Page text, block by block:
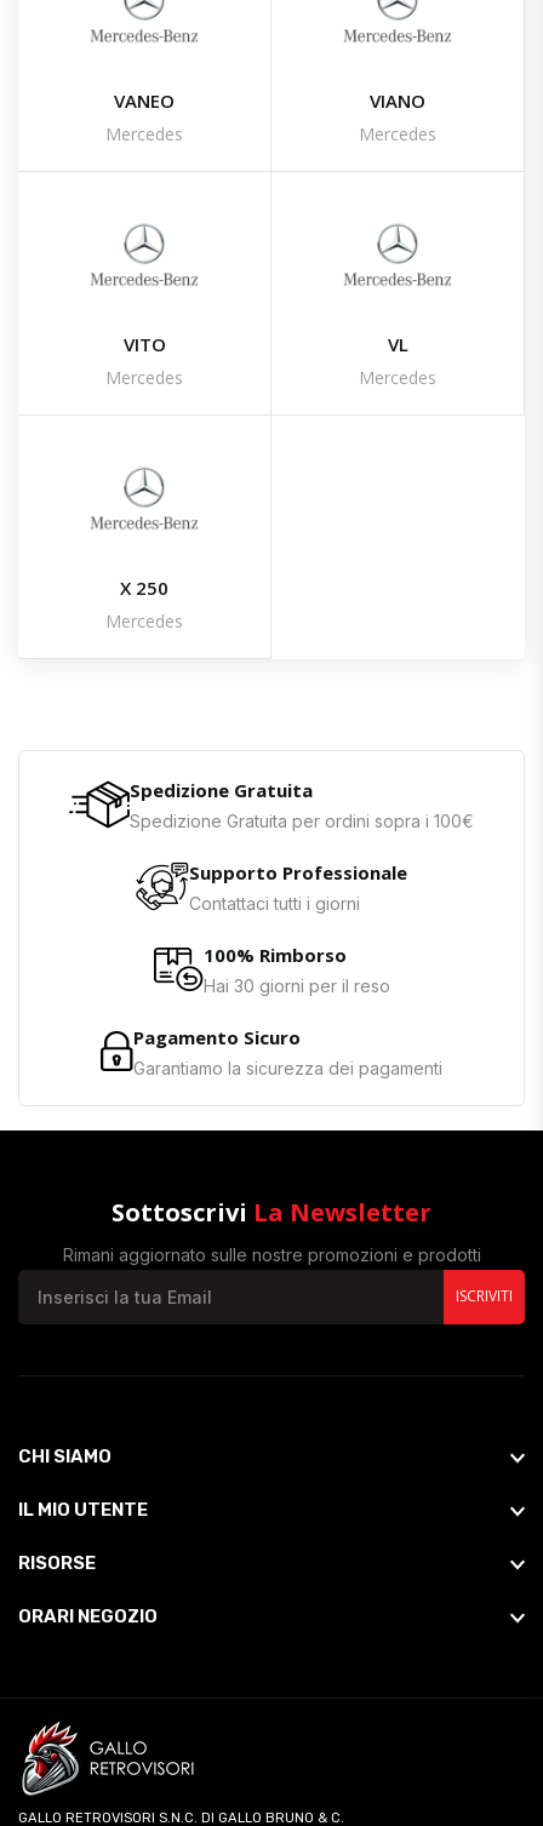
VANEO
Mercedes
VIANO
Mercedes
VITO
Mercedes
VL
Mercedes
X 250
Mercedes
Spedizione Gratuita
Spedizione Gratuita per ordini sopra i 100€
Supporto Professionale
Contattaci tutti i giorni
100% Rimborso
Hai 30 giorni per il reso
Pagamento Sicuro
Garantiamo la sicurezza dei pagamenti
Sottoscrivi La Newsletter
Rimani aggiornato sulle nostre promozioni e prodotti
ISCRIVITI
CHI SIAMO
IL MIO UTENTE
RISORSE
ORARI NEGOZIO
GALLO RETROVISORI S.N.C. DI GALLO BRUNO & C.